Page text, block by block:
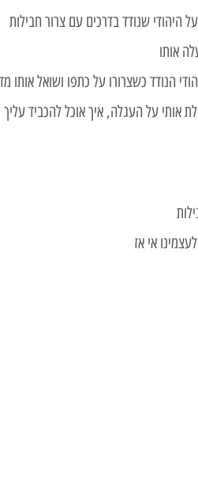
היהודי שנודד בדרכים עם צרור חבילות
אותו
הנודד כשצרורו על כתפו ושואל אותו
אותי על העגלה, איך אוכל להכביד
אי אז